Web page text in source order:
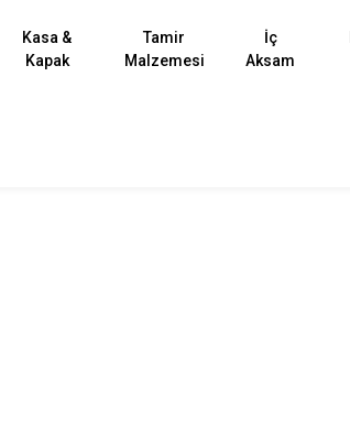
Kasa &
Kapak
Tamir
Malzemesi
İç
Aksam